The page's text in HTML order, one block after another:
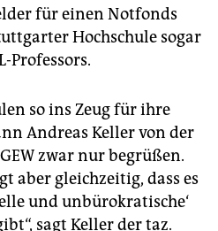
für einen Notfonds
Hochschule sogar
Professors.
so ins Zeug für ihre
Andreas Keller von der
zwar nur begrüßen.
aber gleichzeitig, dass es
und unbürokratische‘
sagt Keller der taz.